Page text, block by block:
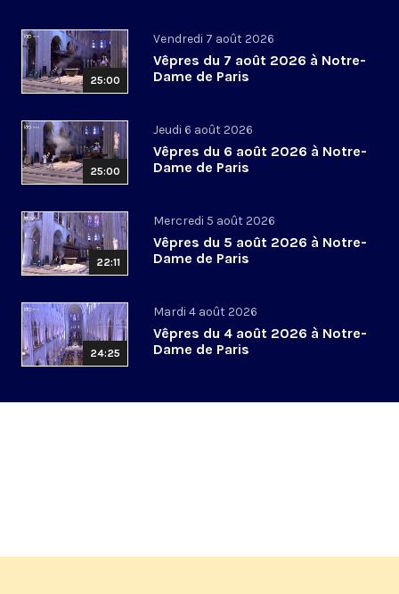
25:00
Vendredi 7 août 2026
Vêpres du 7 août 2026 à Notre-
Dame de Paris
25:00
Jeudi 6 août 2026
Vêpres du 6 août 2026 à Notre-
Dame de Paris
22:11
Mercredi 5 août 2026
Vêpres du 5 août 2026 à Notre-
Dame de Paris
24:25
Mardi 4 août 2026
Vêpres du 4 août 2026 à Notre-
Dame de Paris